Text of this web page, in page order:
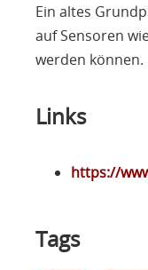
Ein altes
auf Sensoren
werden können.
Links
https://
Tags